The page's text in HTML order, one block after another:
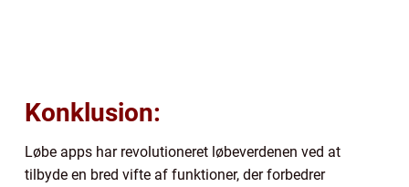
Konklusion:
Løbe apps har revolutioneret løbeverdenen ved at
tilbyde en bred vifte af funktioner, der forbedrer